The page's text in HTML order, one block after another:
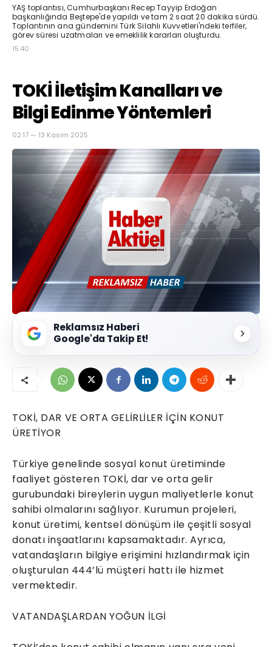
YAŞ toplantısı, Cumhurbaşkanı Recep Tayyip Erdoğan
başkanlığında Beştepe'de yapıldı ve tam 2 saat 20 dakika sürdü.
Toplantının ana gündemini Türk Silahlı Kuvvetleri'ndeki terfiler,
görev süresi uzatmaları ve emeklilik kararları oluşturdu.
15:40